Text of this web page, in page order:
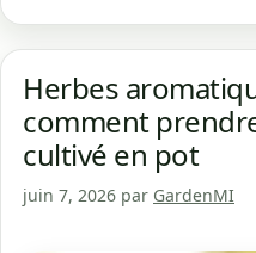
Herbes
comment
cultivé en pot
juin 7, 2026 par GardenMI